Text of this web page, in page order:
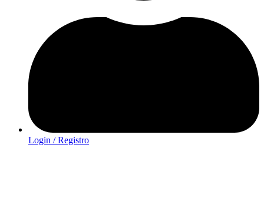
Login / Registro